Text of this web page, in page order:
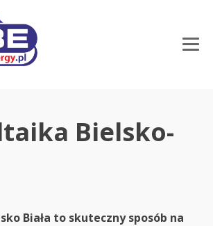
Bielsko-
Biała to skuteczny sposób na